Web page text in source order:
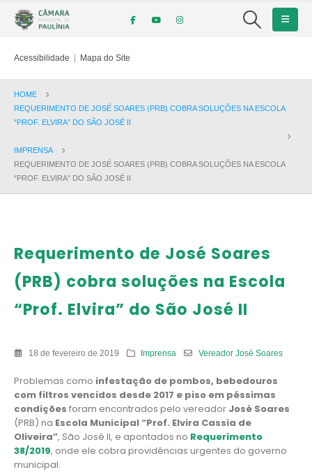
Acessibilidade | Mapa do Site
HOME
REQUERIMENTO DE JOSÉ SOARES (PRB) COBRA SOLUÇÕES NA ESCOLA
“PROF. ELVIRA” DO SÃO JOSÉ II
IMPRENSA
REQUERIMENTO DE JOSÉ SOARES (PRB) COBRA SOLUÇÕES NA ESCOLA
“PROF. ELVIRA” DO SÃO JOSÉ II
Requerimento de José Soares
(PRB) cobra soluções na Escola
“Prof. Elvira” do São José II
18 de fevereiro de 2019 Imprensa Vereador José Soares
Problemas como infestação de pombos, bebedouros
com filtros vencidos desde 2017 e piso em péssimas
condições foram encontrados pelo vereador José Soares
(PRB) na Escola Municipal “Prof. Elvira Cassia de
Oliveira”, São José II, e apontados no Requerimento
38/2019, onde ele cobra providências urgentes do governo
municipal.